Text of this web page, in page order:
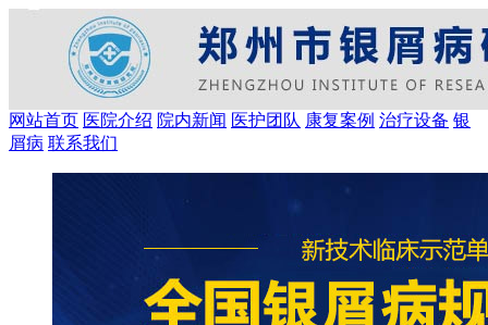
网站首页 医院介绍 院内新闻 医护团队 康复案例 治疗设备 银
屑病 联系我们